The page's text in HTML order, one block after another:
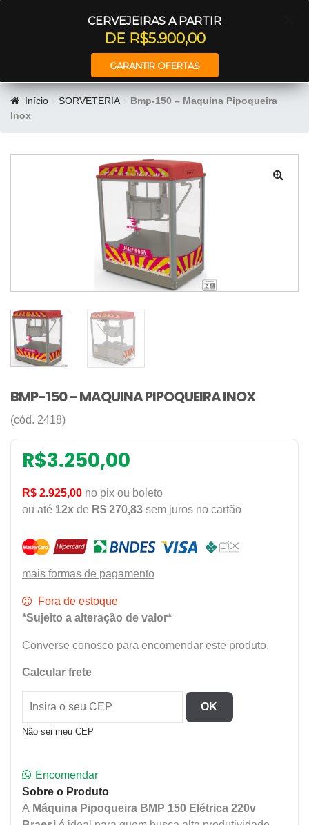
CERVEJEIRAS A PARTIR
DE R$5.900,00
GARANTIR OFERTAS
Início SORVETERIA
Bmp-150 – Maquina Pipoqueira
Inox
BMP-150 – MAQUINA PIPOQUEIRA INOX
(cód. 2418)
R$3.250,00
R$ 2.925,00 no pix ou boleto
ou até 12x de R$ 270,83 sem juros no cartão
mais formas de pagamento
Fora de estoque
*Sujeito a alteração de valor*
Converse conosco para encomendar este produto.
Calcular frete
OK
Não sei meu CEP
Encomendar
Sobre o Produto
A Máquina Pipoqueira BMP 150 Elétrica 220v